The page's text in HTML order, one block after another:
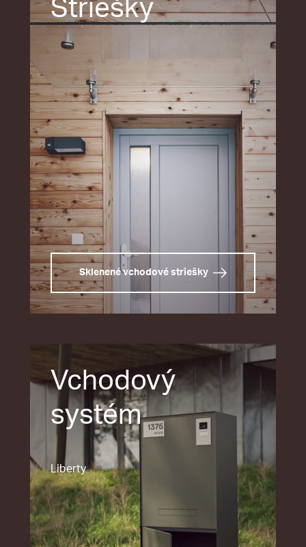
Striešky
Sklenené vchodové striešky
Vchodový
systém
Liberty